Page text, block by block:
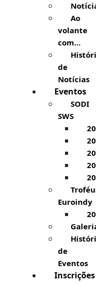
Ao
volante
com…
de
Notícias
Eventos
SODI
SWS
Euroindy
de
Eventos
Inscrições